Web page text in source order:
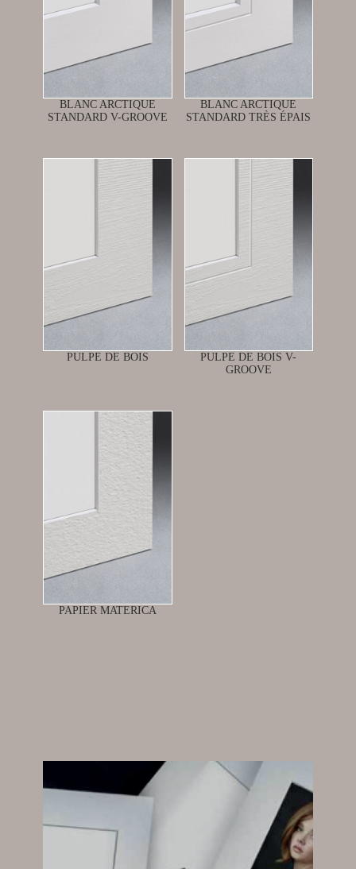
BLANC ARCTIQUE
STANDARD V-GROOVE
BLANC ARCTIQUE
STANDARD TRÈS ÉPAIS
PULPE DE BOIS
PULPE DE BOIS V-
GROOVE
PAPIER MATERICA